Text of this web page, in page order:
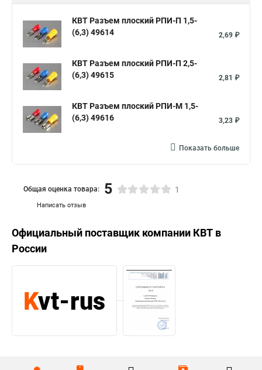
КВТ Разъем плоский РПИ-П 1,5-
(6,3) 49614
2,69 ₽
КВТ Разъем плоский РПИ-П 2,5-
(6,3) 49615
2,81 ₽
КВТ Разъем плоский РПИ-М 1,5-
(6,3) 49616
3,23 ₽
Показать больше
Написать отзыв
Общая оценка товара: 5 1
Официальный поставщик компании КВТ в
России